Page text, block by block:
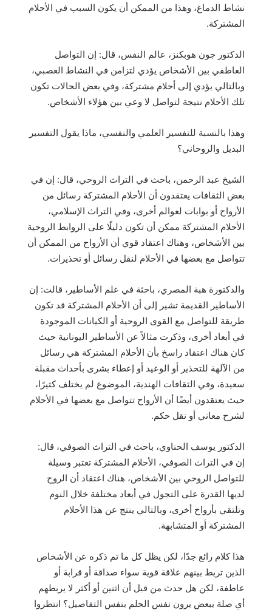
نشاط الدماغ، وهذا من الممكن أن يكون السبب في الأحلام
المشتركة.
الدكتور جون هوبكنز، عالم النفس، قال: إن التواصل
العاطفي بين الأشخاص يؤدي لتزامن في النشاط العصبي،
وبالتالي يؤدي إلى أحلام مشتركة، وفي بعض الحالات تكون
تلك الأحلام نتيجة لتواصل لا وعي بين هؤلاء الأشخاص.
وهذا بالنسبة للتفسير العلمي والنفسي، ماذا يقول التفسير
البديل والروحاني؟
الشيخ عبد الرحمن، باحث في التراث الروحي، قال: إن في
بعض الثقافات يعتقدون أن الأحلام المشتركة رسائل من
الأرواح أو بوابات لعوالم أخرى، وفي التراث الإسلامي،
الأحلام المشتركة ممكن أن تكون دليلًا على الروابط الروحية
بين الأشخاص، وهناك اعتقاد قوي أن الأرواح من الممكن أن
تتواصل مع بعضها في الأحلام لنقل رسائل أو تحذيرات.
والدكتورة هبة المصري، باحثة في علم الأساطير، قالت: إن
الأساطير القديمة تشير إلى أن الأحلام المشتركة قد تكون
طريقة للتواصل مع القوى الروحية أو الكيانات الموجودة
في أبعاد أخرى، وذكرت مثالاً عن الأساطير اليونانية حيث
كان هناك اعتقاد راسخ بأن الأحلام المشتركة هي رسائل
من الآلهة للتحذير أو الوعيد أو إعطاء بشرى بأحداث مقبلة
سعيدة، وفي الثقافات الهندية، الموضوع لم يختلف كثيرًا،
حيث يعتقدون أيضًا أن الأرواح تتواصل مع بعضها في الأحلام
لشرح معاني أو نقل حكم.
الدكتور يوسف الحناوي، باحث في التراث الصوفي، قال:
إن في التراث الصوفي، الأحلام المشتركة تعتبر وسيلة
للتواصل الروحي بين الأشخاص، هناك اعتقاد أن الروح
لديها القدرة على التجول في أبعاد مختلفة خلال النوم
وتلتقي بأرواح أخرى، وبالتالي ينتج عن هذا الأحلام
المشتركة أو المتشابهة.
هذا كلام رائع جدًا، لكن يظل كل ما تم ذكره عن الأشخاص
الذين تربط بينهم علاقة قوية سواء صداقة أو قرابة أو
عاطفة، لكن هل حدث من قبل أن اثنين أو أكثر لا يربطهم
أي صلة ببعض يرون نفس الحلم بنفس التفاصيل؟ انتظروا